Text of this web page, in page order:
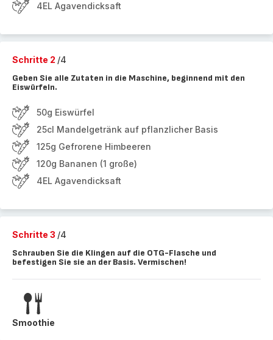
4EL Agavendicksaft
Schritte 2 /4
Geben Sie alle Zutaten in die Maschine, beginnend mit den
Eiswürfeln.
50g Eiswürfel
25cl Mandelgetränk auf pflanzlicher Basis
125g Gefrorene Himbeeren
120g Bananen (1 große)
4EL Agavendicksaft
Schritte 3 /4
Schrauben Sie die Klingen auf die OTG-Flasche und
befestigen Sie sie an der Basis. Vermischen!
Smoothie